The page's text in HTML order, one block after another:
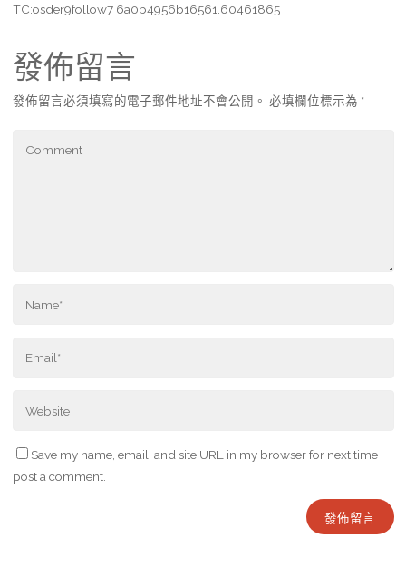
TC:osder9follow7 6a0b4956b16561.60461865
發佈留言
發佈留言必須填寫的電子郵件地址不會公開。 必填欄位標示為 *
Save my name, email, and site URL in my browser for next time I
post a comment.